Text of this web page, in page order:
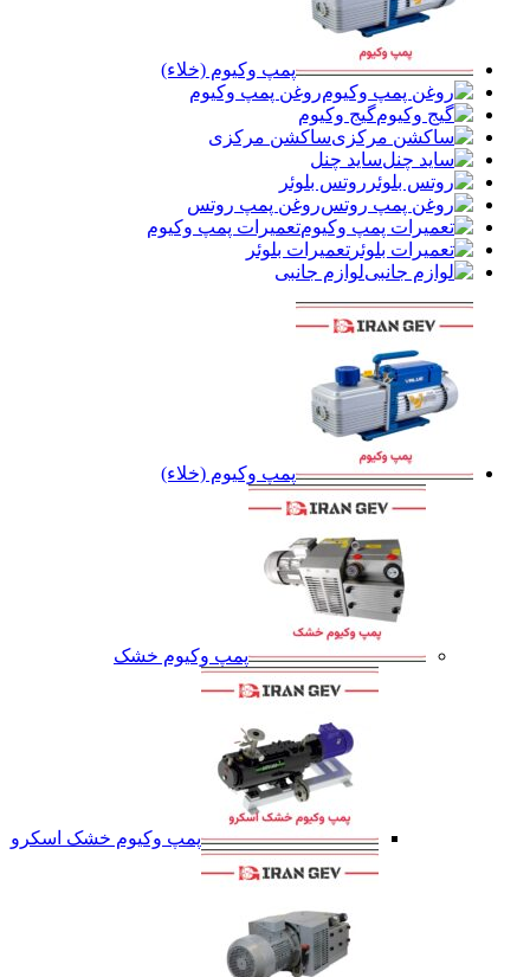
پمپ وکیوم (خلاء)
روغن پمپ وکیوم
گیج وکیوم
ساکشن مرکزی
ساید چنل
روتس بلوئر
روغن پمپ روتس
تعمیرات پمپ وکیوم
تعمیرات بلوئر
لوازم جانبی
پمپ وکیوم (خلاء)
پمپ وکیوم خشک
پمپ وکیوم خشک اسکرو